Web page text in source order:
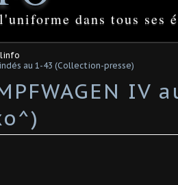
dans tous ses
au 1-43 (Collection-presse)
IV